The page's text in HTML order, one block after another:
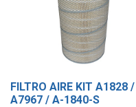
FILTRO AIRE KIT A1828 /
A7967 / A-1840-S